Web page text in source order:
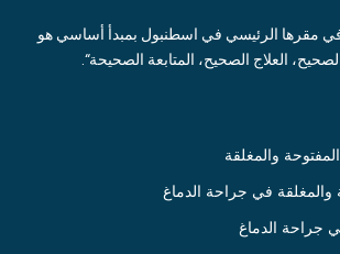
في مقرها الرئيسي في اسطنبول بمبدأ أساسي هو
العلاج الصحيح، المتابعة الصحيحة“.
والمغلقة
والمغلقة في جراحة الدماغ
جراحة الدماغ